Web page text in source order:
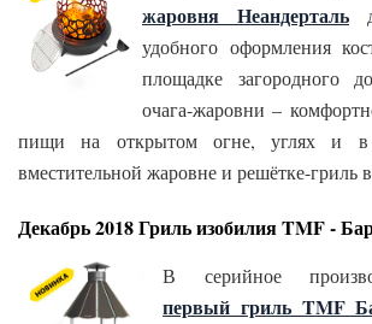
жаровня Неандерталь
удобного оформления
площадке загородного
очага-жаровни –
пищи на открытом огне, углях и в
вместительной жаровне и решётке-гриль
Декабрь 2018 Гриль изобилия TMF -
В серийное
первый гриль TMF